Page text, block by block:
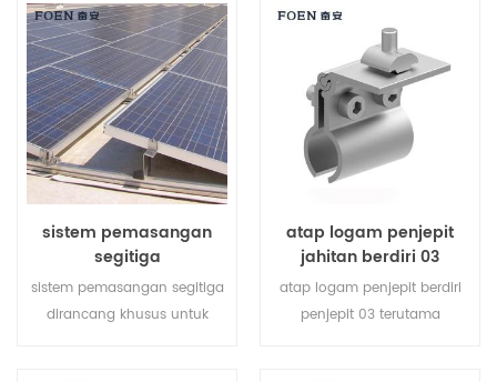
cepat dan struktur lebih
aman.
perumahan dan komersial.
sistem pemasangan
segitiga
sistem pemasangan segitiga
dirancang khusus untuk
atap logam penjepit
jahitan berdiri 03
atap logam penjepit berdiri
penjepit 03 terutama